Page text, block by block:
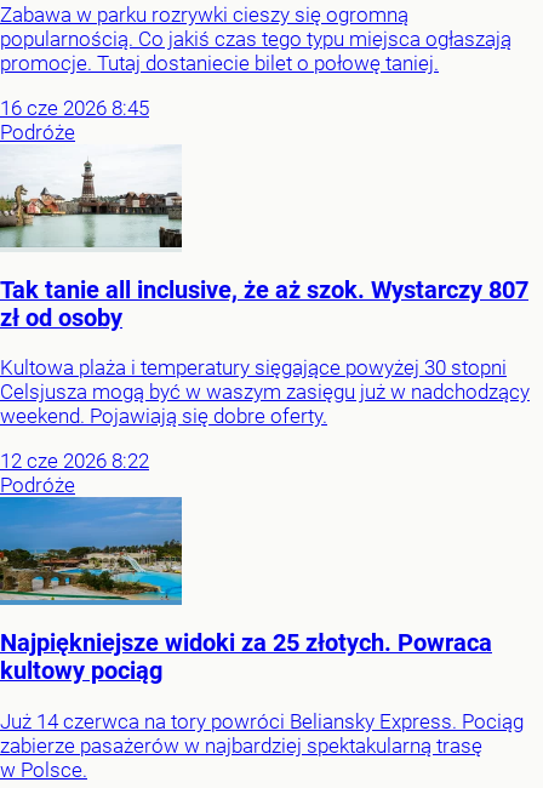
Zabawa w parku rozrywki cieszy się ogromną
popularnością. Co jakiś czas tego typu miejsca ogłaszają
promocje. Tutaj dostaniecie bilet o połowę taniej.
16 cze 2026 8:45
Podróże
Tak tanie all inclusive, że aż szok. Wystarczy 807
zł od osoby
Kultowa plaża i temperatury sięgające powyżej 30 stopni
Celsjusza mogą być w waszym zasięgu już w nadchodzący
weekend. Pojawiają się dobre oferty.
12 cze 2026 8:22
Podróże
Najpiękniejsze widoki za 25 złotych. Powraca
kultowy pociąg
Już 14 czerwca na tory powróci Beliansky Express. Pociąg
zabierze pasażerów w najbardziej spektakularną trasę
w Polsce.